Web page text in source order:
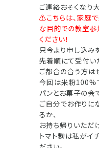
ご連絡おそくなり
⚠️こちらは、家庭
な目的での教室参
ください！
只今より申し込み
先着順にて受付い
ご都合の合う方は
今回は米粉100%
パンとお菓子の会
ご自分でお作り
るか、
お持ち帰りいただ
トマト麹は私がイ